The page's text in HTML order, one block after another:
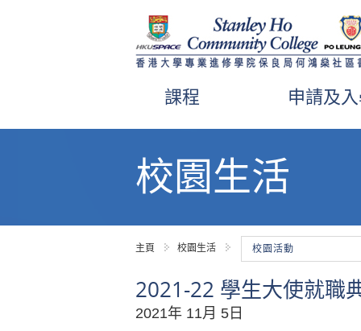
課程 申請及
校園生活
主頁 校園生活 校園活動
2021-22 學生大使就職
2021年 11月 5日